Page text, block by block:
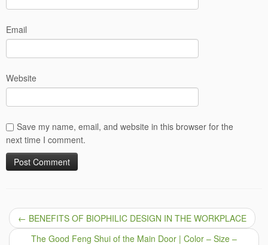
Email
Website
Save my name, email, and website in this browser for the
next time I comment.
← BENEFITS OF BIOPHILIC DESIGN IN THE WORKPLACE
The Good Feng Shui of the Main Door | Color – Size –